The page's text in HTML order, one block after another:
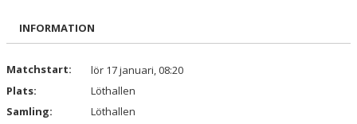
DOKUMENT
KONTAKT
INFORMATION
Matchstart:
lör 17 januari, 08:20
Plats:
Löthallen
Samling:
Löthallen